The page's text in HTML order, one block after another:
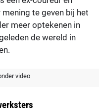
te geven bij het
meer optekenen in
de wereld in
video